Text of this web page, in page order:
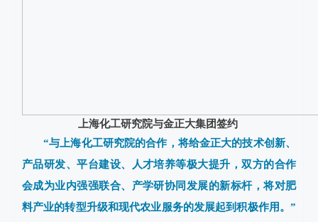
上海化工研究院与金正大集团签约
“与上海化工研究院的合作，将给金正大的技术创新、
产品研发、平台建设、人才培养等极大提升，双方的合作
会成为业内强强联合、产学研协同发展的新标杆，将对肥
料产业的转型升级和现代农业服务的发展起到积极作用。”